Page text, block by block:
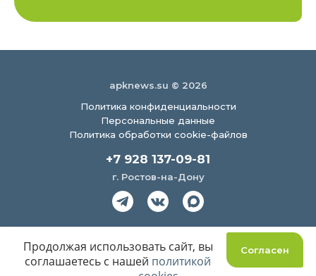
apknews.su © 2026
Политика конфиденциальности
Персональные данные
Политика обработки cookie-файлов
+7 928 137-09-81
г. Ростов-на-Дону
Согласен
Продолжая использовать сайт, вы
соглашаетесь с нашей политикой